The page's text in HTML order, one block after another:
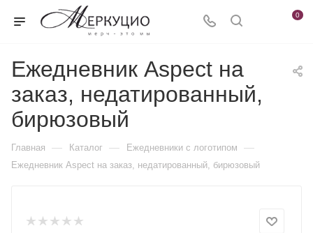
0
Ежедневник Aspect на
заказ, недатированный,
бирюзовый
Главная — Каталог — Ежедневники c логотипом —
Ежедневник Aspect на заказ, недатированный, бирюзовый